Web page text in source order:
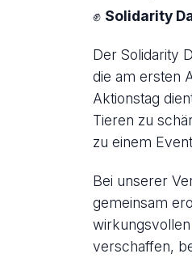
✊ Solidarity
Der Solidarity
die am ersten
Aktionstag
Tieren zu
zu einem
Bei unserer
gemeinsam
verschaffen,